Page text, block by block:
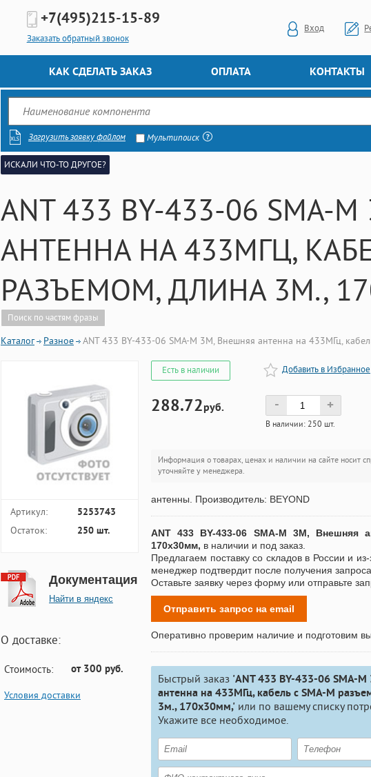
+7(495)215-15-89
Заказать обратный звонок
Вход
КАК СДЕЛАТЬ ЗАКАЗ ОПЛАТА КОНТАКТЫ
Загрузить заявку файлом Мультипоиск
ИСКАЛИ ЧТО-ТО ДРУГОЕ?
ANT 433 BY-433-06 SMA-
АНТЕННА НА 433МГЦ,
РАЗЪЕМОМ, ДЛИНА 3М.,
Поиск по частям фразы
Каталог Разное ANT 433 BY-433-06 SMA-M 3M, Внешняя антенна на 433МГц,
Есть в наличии Добавить в Избранное
288.72руб. - +
В наличии: 250 шт.
Информация о товарах, ценах и наличии на сайте носит
уточняйте у менеджера.
антенны. Производитель: BEYOND
ANT 433 BY-433-06 SMA-M 3M, Внешняя
170х30мм, в наличии и под заказ.
Предлагаем поставку со складов в России и
менеджер подтвердит после получения запроса.
Оставьте заявку через форму или отправьте
Отправить запрос на email
Оперативно проверим наличие и подготовим
Быстрый заказ 'ANT 433 BY-433-06 SMA-
антенна на 433МГц, кабель с SMA-M
3м., 170х30мм,' или по вашему списку
Укажите все необходимое.
Артикул: 5253743
Остаток: 250 шт.
Документация
Найти в яндекс
О доставке:
Стоимость: от 300 руб.
Условия доставки